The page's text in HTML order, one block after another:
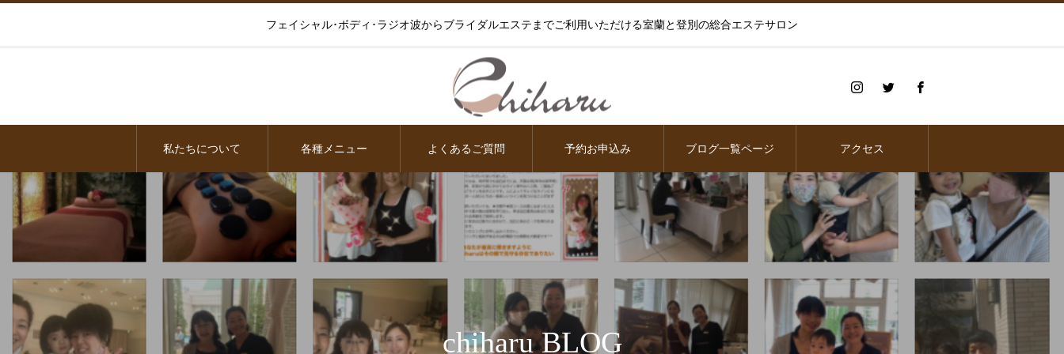
フェイシャル･ボディ･ラジオ波からブライダルエステまでご利用いただける室蘭と登別の総合エステサロン
私たちについて 各種メニュー よくあるご質問 予約お申込み ブログ一覧ページ アクセス
chiharu BLOG